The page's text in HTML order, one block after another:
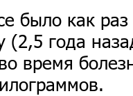
было как
года
время